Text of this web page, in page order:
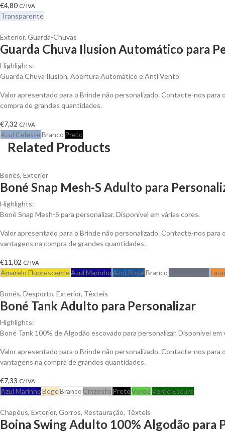
€4,80 C/ IVA
Transparente
Exterior, Guarda-Chuvas
Guarda Chuva Ilusion Automático para
Highlights:
Guarda Chuva Ilusion, Abertura Automático e Anti Vento
Valor apresentado para o Brinde não personalizado. Contacte-nos para
compra de grandes quantidades.
€7,32 C/ IVA
Azul CelesteBranco Preto
Related Products
Bonés, Exterior
Boné Snap Mesh-S Adulto para
Highlights:
Boné Snap Mesh-S para personalizar. Disponível em várias cores.
Valor apresentado para o Brinde não personalizado. Contacte-nos para
vantagens na compra de grandes quantidades.
€11,02 C/ IVA
Amarelo FluorescenteAzul MarinhoAzul RoyalBranco
Bonés, Desporto, Exterior, Têxteis
Boné Tank Adulto para Personalizar
Highlights:
Boné Tank 100% de Algodão escovado para personalizar. Disponível em
Valor apresentado para o Brinde não personalizado. Contacte-nos para
vantagens na compra de grandes quantidades.
€7,33 C/ IVA
Azul MarinhoBegeBranco Cinzento PretoVerdeVerde Escuro
Chapéus, Exterior, Gorros, Restauração, Têxteis
Boina Swing Adulto 100% Algodão para